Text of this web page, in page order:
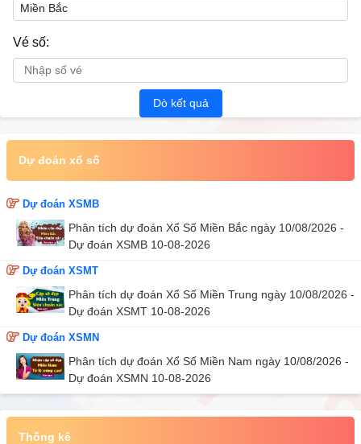
Vé số:
Dò kết quả
Dự đoán xổ số
Dự đoán XSMB
Phân tích dự đoán Xổ Số Miền Bắc ngày 10/08/2026 -
Dự đoán XSMB 10-08-2026
Dự đoán XSMT
Phân tích dự đoán Xổ Số Miền Trung ngày 10/08/2026 -
Dự đoán XSMT 10-08-2026
Dự đoán XSMN
Phân tích dự đoán Xổ Số Miền Nam ngày 10/08/2026 -
Dự đoán XSMN 10-08-2026
Thống kê